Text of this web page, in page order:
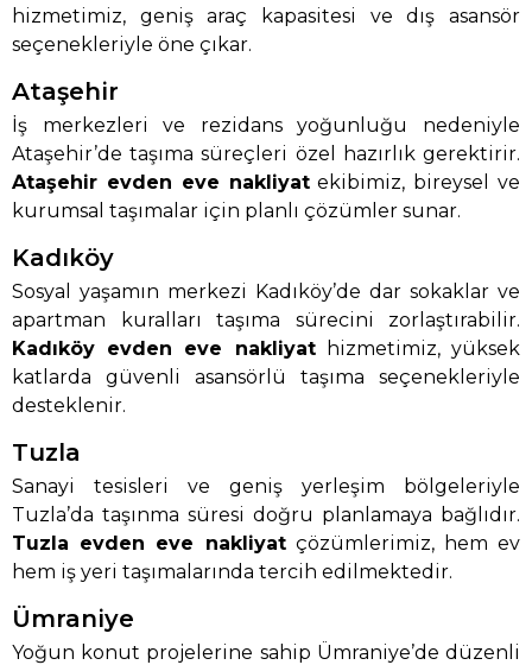
hizmetimiz, geniş araç kapasitesi ve dış asansör
seçenekleriyle öne çıkar.
Ataşehir
İş merkezleri ve rezidans yoğunluğu nedeniyle
Ataşehir’de taşıma süreçleri özel hazırlık gerektirir.
Ataşehir evden eve nakliyatekibimiz, bireysel ve
kurumsal taşımalar için planlı çözümler sunar.
Kadıköy
Sosyal yaşamın merkezi Kadıköy’de dar sokaklar ve
apartman kuralları taşıma sürecini zorlaştırabilir.
Kadıköy evden eve nakliyathizmetimiz, yüksek
katlarda güvenli asansörlü taşıma seçenekleriyle
desteklenir.
Tuzla
Sanayi tesisleri ve geniş yerleşim bölgeleriyle
Tuzla’da taşınma süresi doğru planlamaya bağlıdır.
Tuzla evden eve nakliyatçözümlerimiz, hem ev
hem iş yeri taşımalarında tercih edilmektedir.
Ümraniye
Yoğun konut projelerine sahip Ümraniye’de düzenli